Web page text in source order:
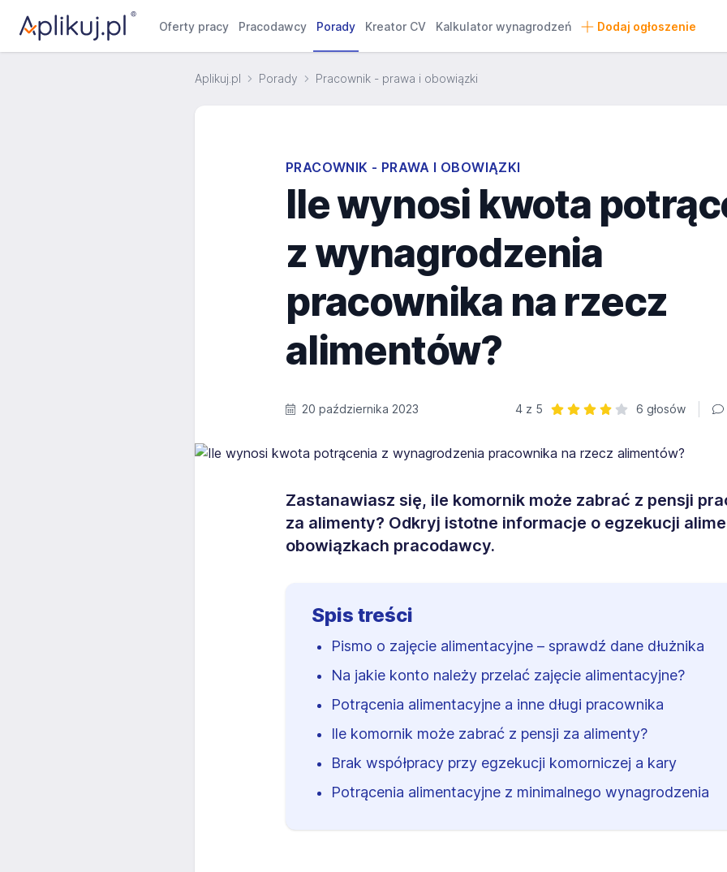
Oferty pracy Pracodawcy Porady Kreator CV Kalkulator wynagrodzeń Dodaj ogłoszenie
Aplikuj.pl Porady Pracownik - prawa i obowiązki
PRACOWNIK - PRAWA I OBOWIĄZKI
Ile wynosi kwota
z wynagrodzenia
pracownika na rzecz
alimentów?
20 października 2023
4 z 5
6 głosów
Zastanawiasz się, ile komornik może zabrać z pensji
za alimenty? Odkryj istotne informacje o egzekucji
obowiązkach pracodawcy.
Spis treści
Pismo o zajęcie alimentacyjne – sprawdź dane dłużnika
Na jakie konto należy przelać zajęcie alimentacyjne?
Potrącenia alimentacyjne a inne długi pracownika
Ile komornik może zabrać z pensji za alimenty?
Brak współpracy przy egzekucji komorniczej a kary
Potrącenia alimentacyjne z minimalnego wynagrodzenia